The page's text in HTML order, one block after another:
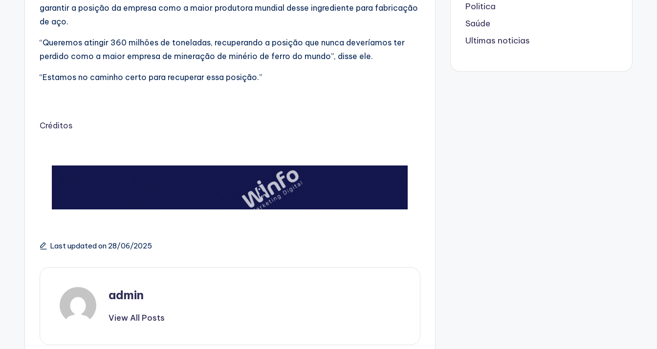
garantir a posição da empresa como a maior produtora mundial desse ingrediente para fabricação
de aço.
“Queremos atingir 360 milhões de toneladas, recuperando a posição que nunca deveríamos ter
perdido como a maior empresa de mineração de minério de ferro do mundo”, disse ele.
“Estamos no caminho certo para recuperar essa posição.”
Créditos
Last updated on 28/06/2025
admin
View All Posts
Politica
Saúde
Ultimas noticias